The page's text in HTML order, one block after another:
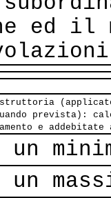
ed il
prevista):
e
un
un